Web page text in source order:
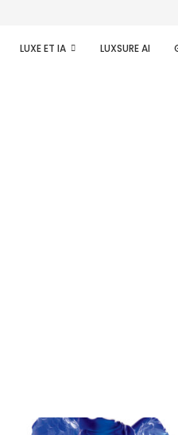
LUXE ET IA LUXSURE AI